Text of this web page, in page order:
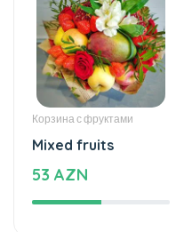
Корзина с фруктами
Mixed fruits
53 AZN